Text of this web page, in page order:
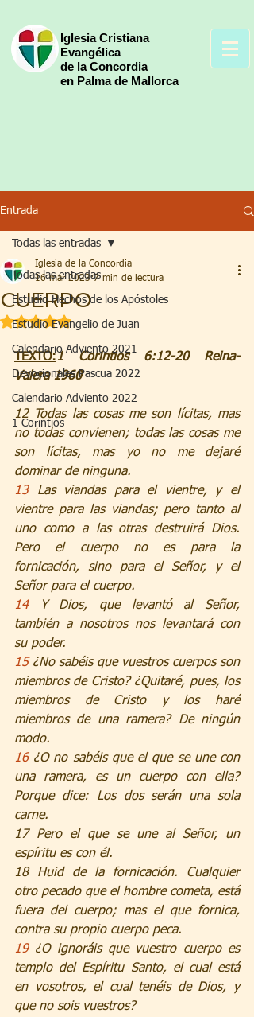
Iglesia Cristiana
Evangélica
de la Concordia
en Palma de Mallorca
Entrada
Todas las entradas
Estudio Hechos de los Apóstoles
Estudio Evangelio de Juan
Calendario Adviento 2021
Devocionales Pascua 2022
Calendario Adviento 2022
1 Corintios
Todas las entradas
CUERPO
Iglesia de la Concordia
16 mar 2023 7 min de lectura
Obtuvo NaN de 5 estrellas.
TEXTO:1 Corintios 6:12-20 Reina-
Valera 1960
12 Todas las cosas me son lícitas, mas
no todas convienen; todas las cosas me
son lícitas, mas yo no me dejaré
dominar de ninguna.
13 Las viandas para el vientre, y el
vientre para las viandas; pero tanto al
uno como a las otras destruirá Dios.
Pero el cuerpo no es para la
fornicación, sino para el Señor, y el
Señor para el cuerpo.
14
Y Dios, que levantó al Señor,
también a nosotros nos levantará con
su poder.
15 ¿No sabéis que vuestros cuerpos son
miembros de Cristo? ¿Quitaré, pues, los
miembros de Cristo y los haré
miembros de una ramera? De ningún
modo.
16 ¿O no sabéis que el que se une con
una ramera, es un cuerpo con ella?
Porque dice: Los dos serán una sola
carne.
17 Pero el que se une al Señor, un
espíritu es con él.
18 Huid de la fornicación. Cualquier
otro pecado que el hombre cometa, está
fuera del cuerpo; mas el que fornica,
contra su propio cuerpo peca.
19 ¿O ignoráis que vuestro cuerpo es
templo del Espíritu Santo, el cual está
en vosotros, el cual tenéis de Dios, y
que no sois vuestros?